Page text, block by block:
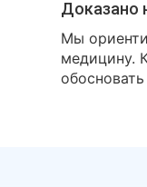
Доказано
Мы
медицину.